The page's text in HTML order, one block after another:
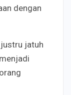
dengan
justru jatuh